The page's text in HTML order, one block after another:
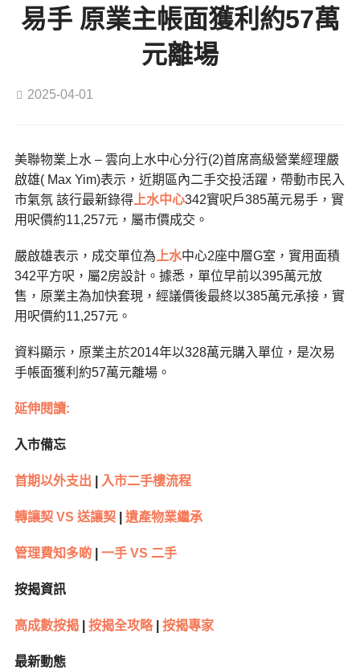
易手 原業主帳面獲利約57萬
元離場
2025-04-01
美聯物業上水 – 雲向上水中心分行(2)首席高級營業經理嚴
啟雄( Max Yim)表示，近期區內二手交投活躍，帶動市民入
市氣氛 該行最新錄得上水中心342實呎戶385萬元易手，實
用呎價約11,257元，屬市價成交。
嚴啟雄表示，成交單位為 上水中心2座中層G室，實用面積
342平方呎，屬2房設計。據悉，單位早前以395萬元放
售，原業主為加快套現，經議價後最終以385萬元承接，實
用呎價約11,257元。
資料顯示，原業主於2014年以328萬元購入單位，是次易
手帳面獲利約57萬元離場。
延伸閱讀:
入市備忘
首期以外支出 入市二手樓流程
轉讓契 VS 送讓契| 遺產物業繼承
管理費知多啲| 一手 VS 二手
按揭資訊
高成數按揭| 按揭全攻略| 按揭專家
最新動態